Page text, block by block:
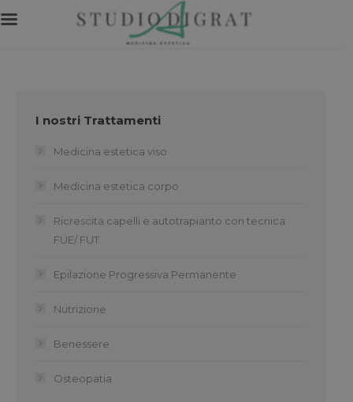
I nostri Trattamenti
Medicina estetica viso
Medicina estetica corpo
Ricrescita capelli e autotrapianto con tecnica
FUE/ FUT
Epilazione Progressiva Permanente
Nutrizione
Benessere
Osteopatia